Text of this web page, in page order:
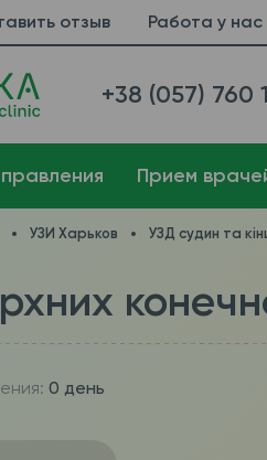
отзыв Работа у нас
+38 (057) 760
Прием
УЗИ Харьков УЗД судин та
0 день